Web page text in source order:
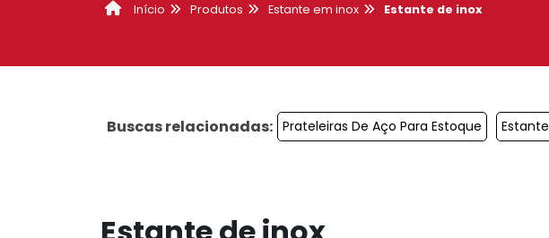
Início Produtos Estante em inox Estante de inox
Buscas relacionadas: Prateleiras De Aço Para Estoque